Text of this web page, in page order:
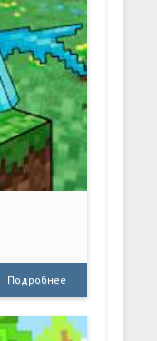
Подробнее